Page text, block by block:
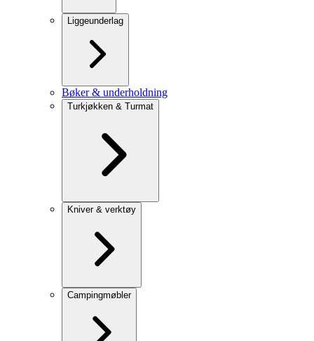
Liggeunderlag
Bøker & underholdning
Turkjøkken & Turmat
Kniver & verktøy
Campingmøbler